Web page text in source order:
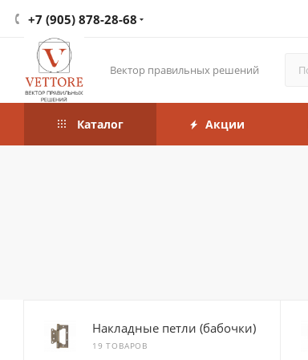
+7 (905) 878-28-68
Вектор правильных решений
Каталог Акции
Накладные петли (бабочки)
19 ТОВАРОВ